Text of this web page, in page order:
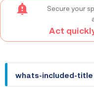
Secure your
Act
whats-
whats-included-title